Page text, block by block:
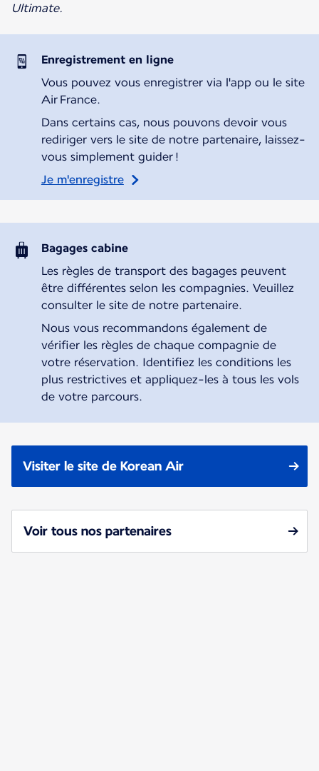
Ultimate.
Enregistrement en ligne
Vous pouvez vous enregistrer via l'app ou le site
Air France.
Dans certains cas, nous pouvons devoir vous
rediriger vers le site de notre partenaire, laissez-
vous simplement guider !
Je m'enregistre
Bagages cabine
Les règles de transport des bagages peuvent
être différentes selon les compagnies. Veuillez
consulter le site de notre partenaire.
Nous vous recommandons également de
vérifier les règles de chaque compagnie de
votre réservation. Identifiez les conditions les
plus restrictives et appliquez-les à tous les vols
de votre parcours.
Visiter le site de Korean Air
Voir tous nos partenaires